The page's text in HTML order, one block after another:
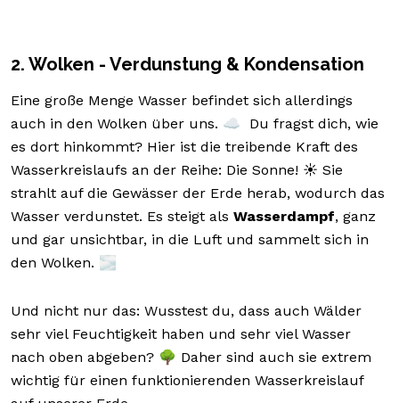
2. Wolken - Verdunstung & Kondensation
Eine große Menge Wasser befindet sich allerdings
auch in den Wolken über uns. ☁️ Du fragst dich, wie
es dort hinkommt? Hier ist die treibende Kraft des
Wasserkreislaufs an der Reihe: Die Sonne! ☀️ Sie
strahlt auf die Gewässer der Erde herab, wodurch das
Wasser verdunstet. Es steigt als Wasserdampf, ganz
und gar unsichtbar, in die Luft und sammelt sich in
den Wolken. 🌫️
Und nicht nur das: Wusstest du, dass auch Wälder
sehr viel Feuchtigkeit haben und sehr viel Wasser
nach oben abgeben? 🌳 Daher sind auch sie extrem
wichtig für einen funktionierenden Wasserkreislauf